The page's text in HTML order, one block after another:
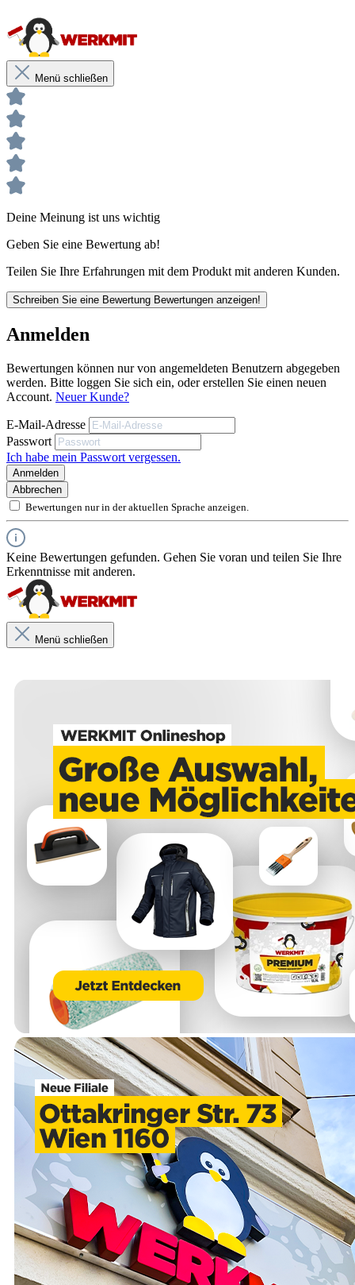
Eignung für den vorgesehenen Anwendungszweck in eigener
Verantwortung zu prüfen.
Wellenschliff für biegsame und weiche Dämmstoffe
des Käufers bzw. Verarbeiters.
Sie entbinden nicht davon, unsere Produkte grundsätzlich auf ihre Eignung
für den vorgesehenen Anwendungszweck in eigener Verantwortung zu
prüfen.
Menü schließen
Deine Meinung ist uns wichtig
Geben Sie eine Bewertung ab!
Teilen Sie Ihre Erfahrungen mit dem Produkt mit anderen Kunden.
Schreiben Sie eine Bewertung Bewertungen anzeigen!
Anmelden
Bewertungen können nur von angemeldeten Benutzern abgegeben
werden. Bitte loggen Sie sich ein, oder erstellen Sie einen neuen
Account. Neuer Kunde?
E-Mail-Adresse
Passwort
Ich habe mein Passwort vergessen.
Anmelden
Abbrechen
Bewertungen nur in der aktuellen Sprache anzeigen.
Keine Bewertungen gefunden. Gehen Sie voran und teilen Sie Ihre
Erkenntnisse mit anderen.
Menü schließen